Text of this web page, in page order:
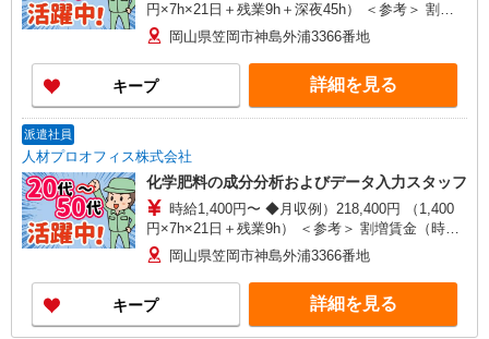
円×7h×21日＋残業9h＋深夜45h） ＜参考＞ 割増
賃金（時給＋割増） ・残業時：1,813円 ・深夜時
（22時〜翌5時）：1,813円 ・深夜残業時：2,175
円
岡山県笠岡市神島外浦3366番地
キープ 詳細を見る
派遣社員
人材プロオフィス株式会社
化学肥料の成分分析およびデータ入力スタッフ
時給1,400円〜 ◆月収例）218,400円 （1,400
円×7h×21日＋残業9h） ＜参考＞ 割増賃金（時給
＋割増） ・残業時：1,750円
岡山県笠岡市神島外浦3366番地
キープ 詳細を見る